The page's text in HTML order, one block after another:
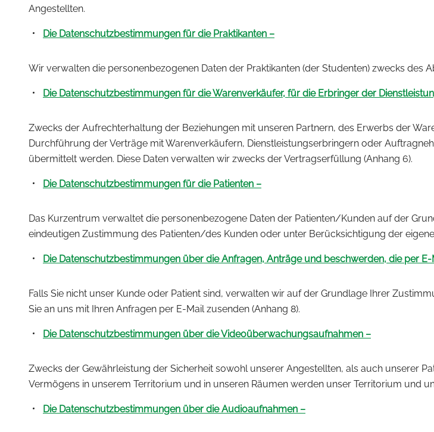
Angestellten.
Die Datenschutzbestimmungen für die Praktikanten –
Wir verwalten die personenbezogenen Daten der Praktikanten (der Studenten) zwecks des
Die Datenschutzbestimmungen für die Warenverkäufer, für die Erbringer der
Zwecks der Aufrechterhaltung der Beziehungen mit unseren Partnern, des Erwerbs der
Durchführung der Verträge mit Warenverkäufern, Dienstleistungserbringern oder
übermittelt werden. Diese Daten verwalten wir zwecks der Vertragserfüllung (Anhang 6).
Die Datenschutzbestimmungen für die Patienten –
Das Kurzentrum verwaltet die personenbezogene Daten der Patienten/Kunden auf der
eindeutigen Zustimmung des Patienten/des Kunden oder unter Berücksichtigung der
Die Datenschutzbestimmungen über die Anfragen, Anträge und beschwerden, die per
Falls Sie nicht unser Kunde oder Patient sind, verwalten wir auf der Grundlage Ihrer
Sie an uns mit Ihren Anfragen per E-Mail zusenden (Anhang 8).
Die Datenschutzbestimmungen über die Videoüberwachungsaufnahmen –
Zwecks der Gewährleistung der Sicherheit sowohl unserer Angestellten, als auch unserer
Vermögens in unserem Territorium und in unseren Räumen werden unser Territorium und
Die Datenschutzbestimmungen über die Audioaufnahmen –